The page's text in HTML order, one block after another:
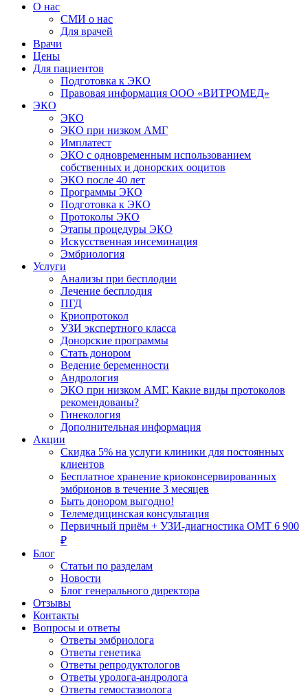
О нас
СМИ о нас
Для врачей
Врачи
Цены
Для пациентов
Подготовка к ЭКО
Правовая информация ООО «ВИТРОМЕД»
ЭКО
ЭКО
ЭКО при низком АМГ
Имплатест
ЭКО с одновременным использованием
собственных и донорских ооцитов
ЭКО после 40 лет
Программы ЭКО
Подготовка к ЭКО
Протоколы ЭКО
Этапы процедуры ЭКО
Искусственная инсеминация
Эмбриология
Услуги
Анализы при бесплодии
Лечение бесплодия
ПГД
Криопротокол
УЗИ экспертного класса
Донорские программы
Стать донором
Ведение беременности
Андрология
ЭКО при низком АМГ. Какие виды протоколов
рекомендованы?
Гинекология
Дополнительная информация
Акции
Скидка 5% на услуги клиники для постоянных
клиентов
Бесплатное хранение криоконсервированных
эмбрионов в течение 3 месяцев
Быть донором выгодно!
Телемедицинская консультация
Первичный приём + УЗИ-диагностика ОМТ 6 900
₽
Блог
Статьи по разделам
Новости
Блог генерального директора
Отзывы
Контакты
Вопросы и ответы
Ответы эмбриолога
Ответы генетика
Ответы репродуктологов
Ответы уролога-андролога
Ответы гемостазиолога